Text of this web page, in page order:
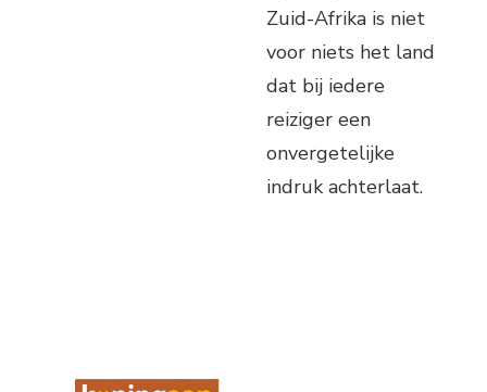
Zuid-Afrika is niet
voor niets het land
dat bij iedere
reiziger een
onvergetelijke
indruk achterlaat.